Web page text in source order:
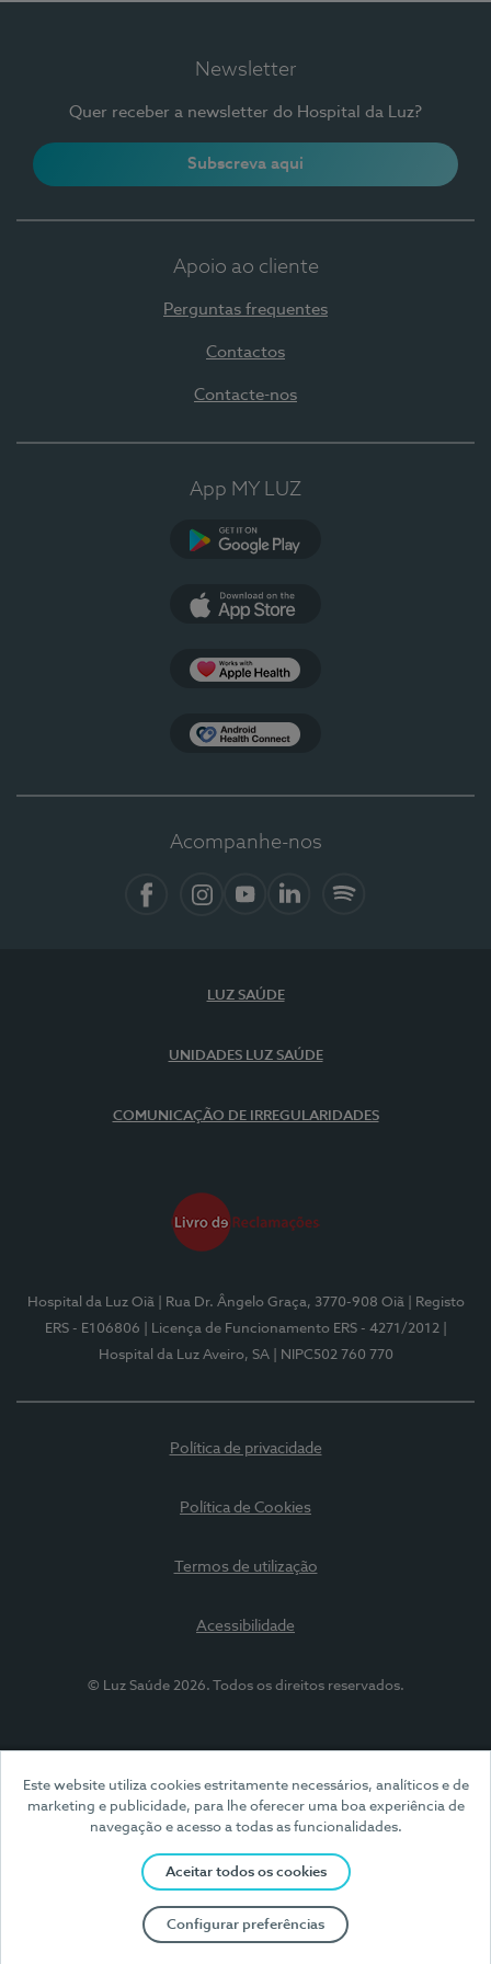
Este website utiliza cookies estritamente necessários, analíticos e de
marketing e publicidade, para lhe oferecer uma boa experiência de
navegação e acesso a todas as funcionalidades.
Aceitar todos os cookies
Configurar preferências
Newsletter
Quer receber a newsletter do Hospital da Luz?
Subscreva aqui
Apoio ao cliente
Perguntas frequentes
Contactos
Contacte-nos
App MY LUZ
Acompanhe-nos
LUZ SAÚDE
UNIDADES LUZ SAÚDE
COMUNICAÇÃO DE IRREGULARIDADES
Hospital da Luz Oiã | Rua Dr. Ângelo Graça, 3770-908 Oiã
| Registo
ERS - E106806
| Licença de Funcionamento ERS - 4271/2012
Hospital da Luz Aveiro, SA
| NIPC502 760 770
Política de privacidade
Política de Cookies
Termos de utilização
Acessibilidade
© Luz Saúde 2026. Todos os direitos reservados.